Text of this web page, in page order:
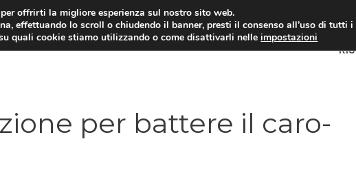
per battere il caro-
offrirti la migliore esperienza sul nostro sito web.
effettuando lo scroll o chiudendo il banner, presti il consenso all’uso di tutti
quali cookie stiamo utilizzando o come disattivarli nelleimpostazioni